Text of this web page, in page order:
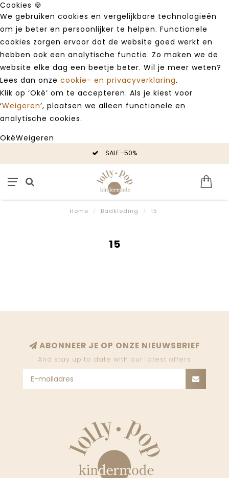
Cookies 🍪
We gebruiken cookies en vergelijkbare technologieën
om je beter en persoonlijker te helpen. Functionele
cookies zorgen ervoor dat de website goed werkt en
hebben ook een analytische functie. Zo maken we de
website elke dag een beetje beter. Wil je meer weten?
Lees dan onze cookie- en privacyverklaring.
Klik op ‘Oké’ om te accepteren. Als je kiest voor
‘Weigeren’, plaatsen we alleen functionele en
analytische cookies.
OkéWeigeren
SALE -50%
Home / Badkleding / 15
15
ABONNEER JE OP ONZE NIEUWSBRIEF
And stay up to date with our latest offers